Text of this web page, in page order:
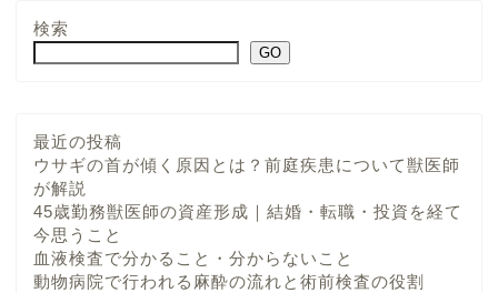
検索
GO
最近の投稿
ウサギの首が傾く原因とは？前庭疾患について獣医師
が解説
45歳勤務獣医師の資産形成｜結婚・転職・投資を経て
今思うこと
血液検査で分かること・分からないこと
動物病院で行われる麻酔の流れと術前検査の役割